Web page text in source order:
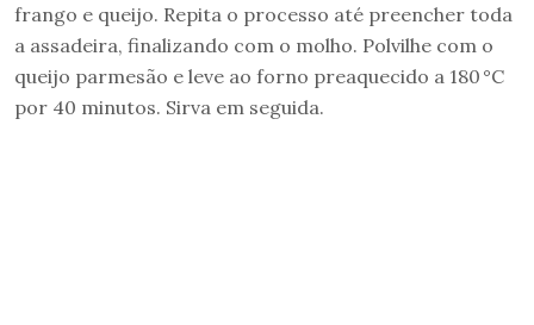
frango e queijo. Repita o processo até preencher toda
a assadeira, finalizando com o molho. Polvilhe com o
queijo parmesão e leve ao forno preaquecido a 180 °C
por 40 minutos. Sirva em seguida.